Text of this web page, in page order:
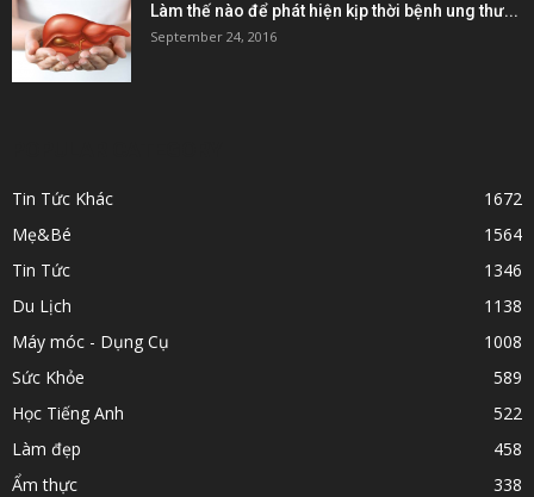
Làm thế nào để phát hiện kịp thời bệnh ung thư...
September 24, 2016
Tin Tức Khác
1672
Mẹ&Bé
1564
Tin Tức
1346
Du Lịch
1138
Máy móc - Dụng Cụ
1008
Sức Khỏe
589
Học Tiếng Anh
522
Làm đẹp
458
Ẩm thực
338